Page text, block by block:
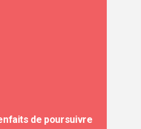
de poursuivre